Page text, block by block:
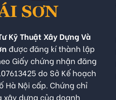
Kỹ Thuật Xây Dựng Và
được đăng kí thành lập
Giấy chứng nhận đăng
do Sở Kế hoạch
Hà Nội cấp. Chứng chỉ
xây dựng của doanh